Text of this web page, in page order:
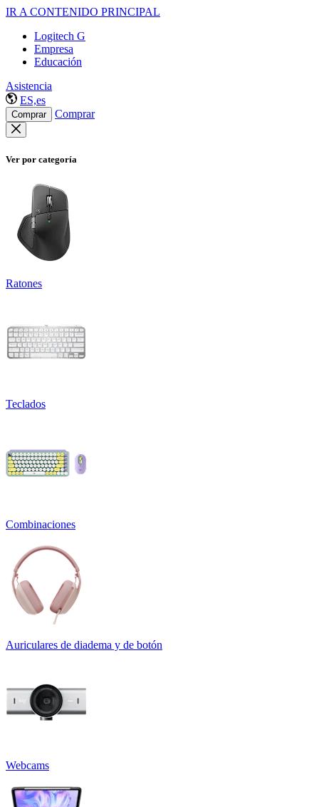
IR A CONTENIDO PRINCIPAL
Logitech G
Empresa
Educación
Asistencia
ES,es
Comprar Comprar
Ver por categoría
Ratones
Teclados
Combinaciones
Auriculares de diadema y de botón
Webcams